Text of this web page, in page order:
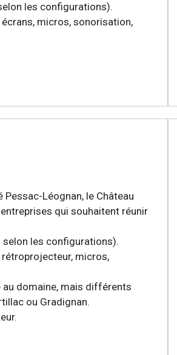
les configurations).
micros, sonorisation,
Pessac-Léognan, le Château
qui souhaitent réunir
selon les configurations).
micros,
au domaine, mais différents
ou Gradignan.